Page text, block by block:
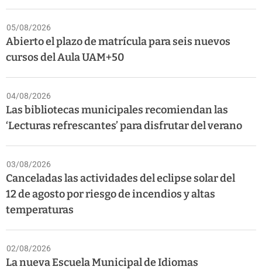
05/08/2026
Abierto el plazo de matrícula para seis nuevos
cursos del Aula UAM+50
04/08/2026
Las bibliotecas municipales recomiendan las
‘Lecturas refrescantes’ para disfrutar del verano
03/08/2026
Canceladas las actividades del eclipse solar del
12 de agosto por riesgo de incendios y altas
temperaturas
02/08/2026
La nueva Escuela Municipal de Idiomas